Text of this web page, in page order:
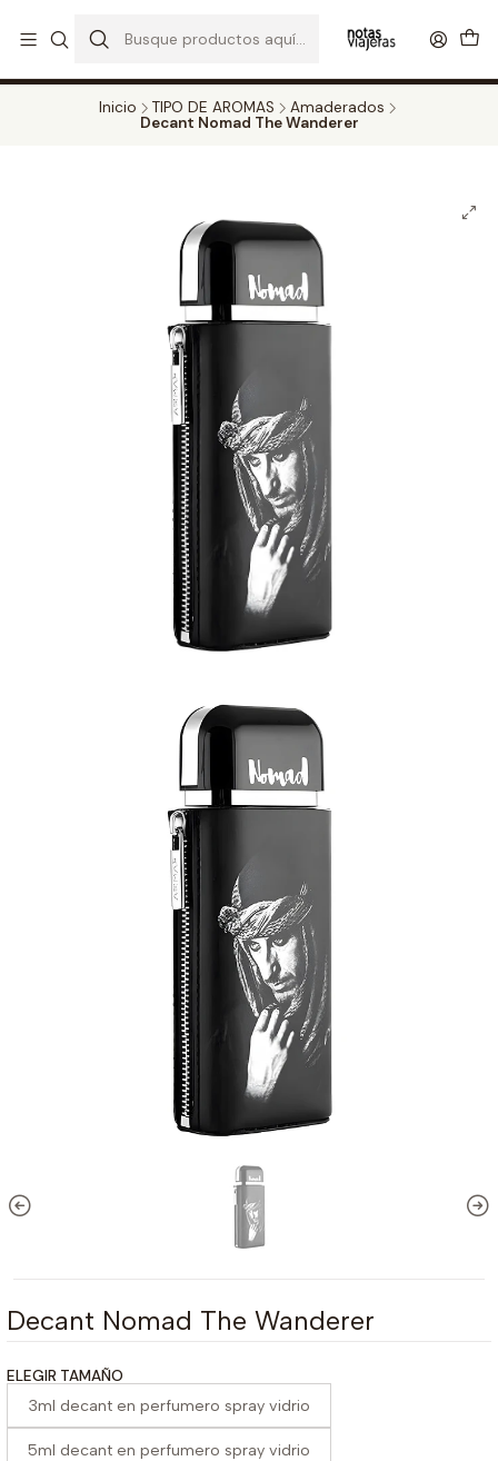
TODOS LOS DECANTS
Inicio TIPO DE AROMAS
Amaderados
Decant Nomad The Wanderer
Decant Nomad The Wanderer
ELEGIR TAMAÑO
3ml decant en perfumero spray vidrio
5ml decant en perfumero spray vidrio